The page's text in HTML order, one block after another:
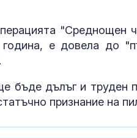
"Среднощен
година, е довела до
бъде дълъг и труден
признание на